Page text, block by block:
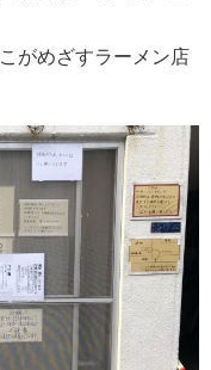
がめざすラーメン店